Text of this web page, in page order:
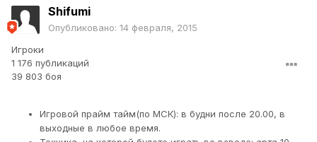
Shifumi
Опубликовано: 14 февраля, 2015
Игроки
1 176 публикаций
39 803 боя
Игровой прайм тайм(по МСК): в будни после 20.00, в
выходные в любое время.